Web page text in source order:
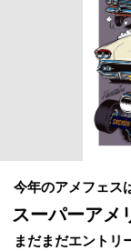
今年のアメフェス
スーパーアメ
まだまだエントリ